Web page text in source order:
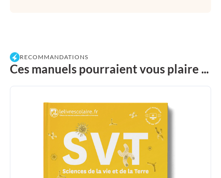
RECOMMANDATIONS
Ces manuels pourraient vous plaire ...